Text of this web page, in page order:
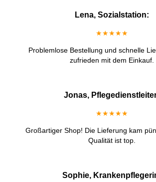
Lena, Sozialstation:
★★★★★
Problemlose Bestellung und schnelle
zufrieden mit dem Einkauf.
Jonas,
★★★★★
Großartiger Shop! Die Lieferung kam
Qualität ist top.
Sophie,